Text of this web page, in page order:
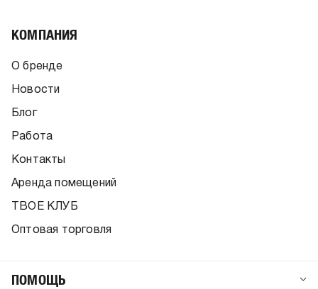
КОМПАНИЯ
О бренде
Новости
Блог
Работа
Контакты
Аренда помещений
ТВОЕ КЛУБ
Оптовая торговля
ПОМОЩЬ